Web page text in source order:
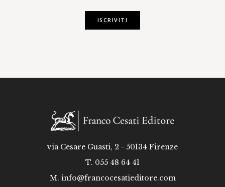
ISCRIVITI
via Cesare Guasti, 2 - 50134 Firenze
T. 055 48 64 41
M. info@francocesatieditore.com